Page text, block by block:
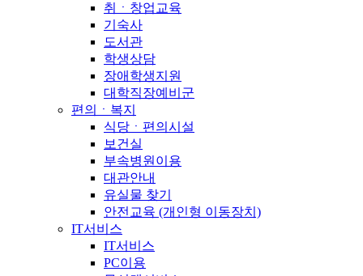
취ㆍ창업교육
기숙사
도서관
학생상담
장애학생지원
대학직장예비군
편의ㆍ복지
식당ㆍ편의시설
보건실
부속병원이용
대관안내
유실물 찾기
안전교육 (개인형 이동장치)
IT서비스
IT서비스
PC이용